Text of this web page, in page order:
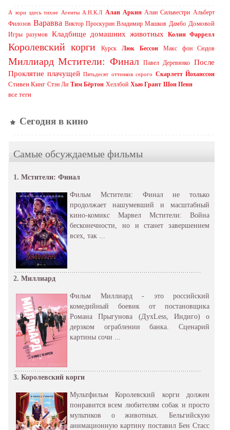
А зори здесь тихие Агенты А.Н.К.Л Алан Аркин Алан Сильвестри Альберт
Филозов Варавва Виктор Проскурин Владимир Машков Дамбо Домовой
Игры разумов Кладбище домашних животных Колин Фаррелл
Королевский корги Курск Люк Бессон Макс фон Сюдов
Миллиард Мстители: Финал Павел Деревянко После
Проклятие плачущей Пятьдесят оттенков серого Скарлетт Йоханссон
Стивен Кинг Стэн Ли Тим Бёртон Хеллбой Хью Грант Шон Пенн
все теги
Сегодня в кино
Самые обсуждаемые фильмы
1. Мстители: Финал
Фильм Мстители: Финал не только
продолжает нашумевший и масштабный
кино-комикс Марвел Мстители: Война
бесконечности, но и станет завершением
всех, так ...
2. Миллиард
Фильм Миллиард - это российский
комедийный боевик от постановщика
Романа Прыгунова (ДухLess, Индиго) о
дерзком ограблении банка. Сценарий
картины сочи ...
3. Королевский корги
Мультфильм Королевский корги должен
понравится всем любителям собак и просто
мультиков о животных. Бельгийскую
анимационную картину поставил Бен Стасс